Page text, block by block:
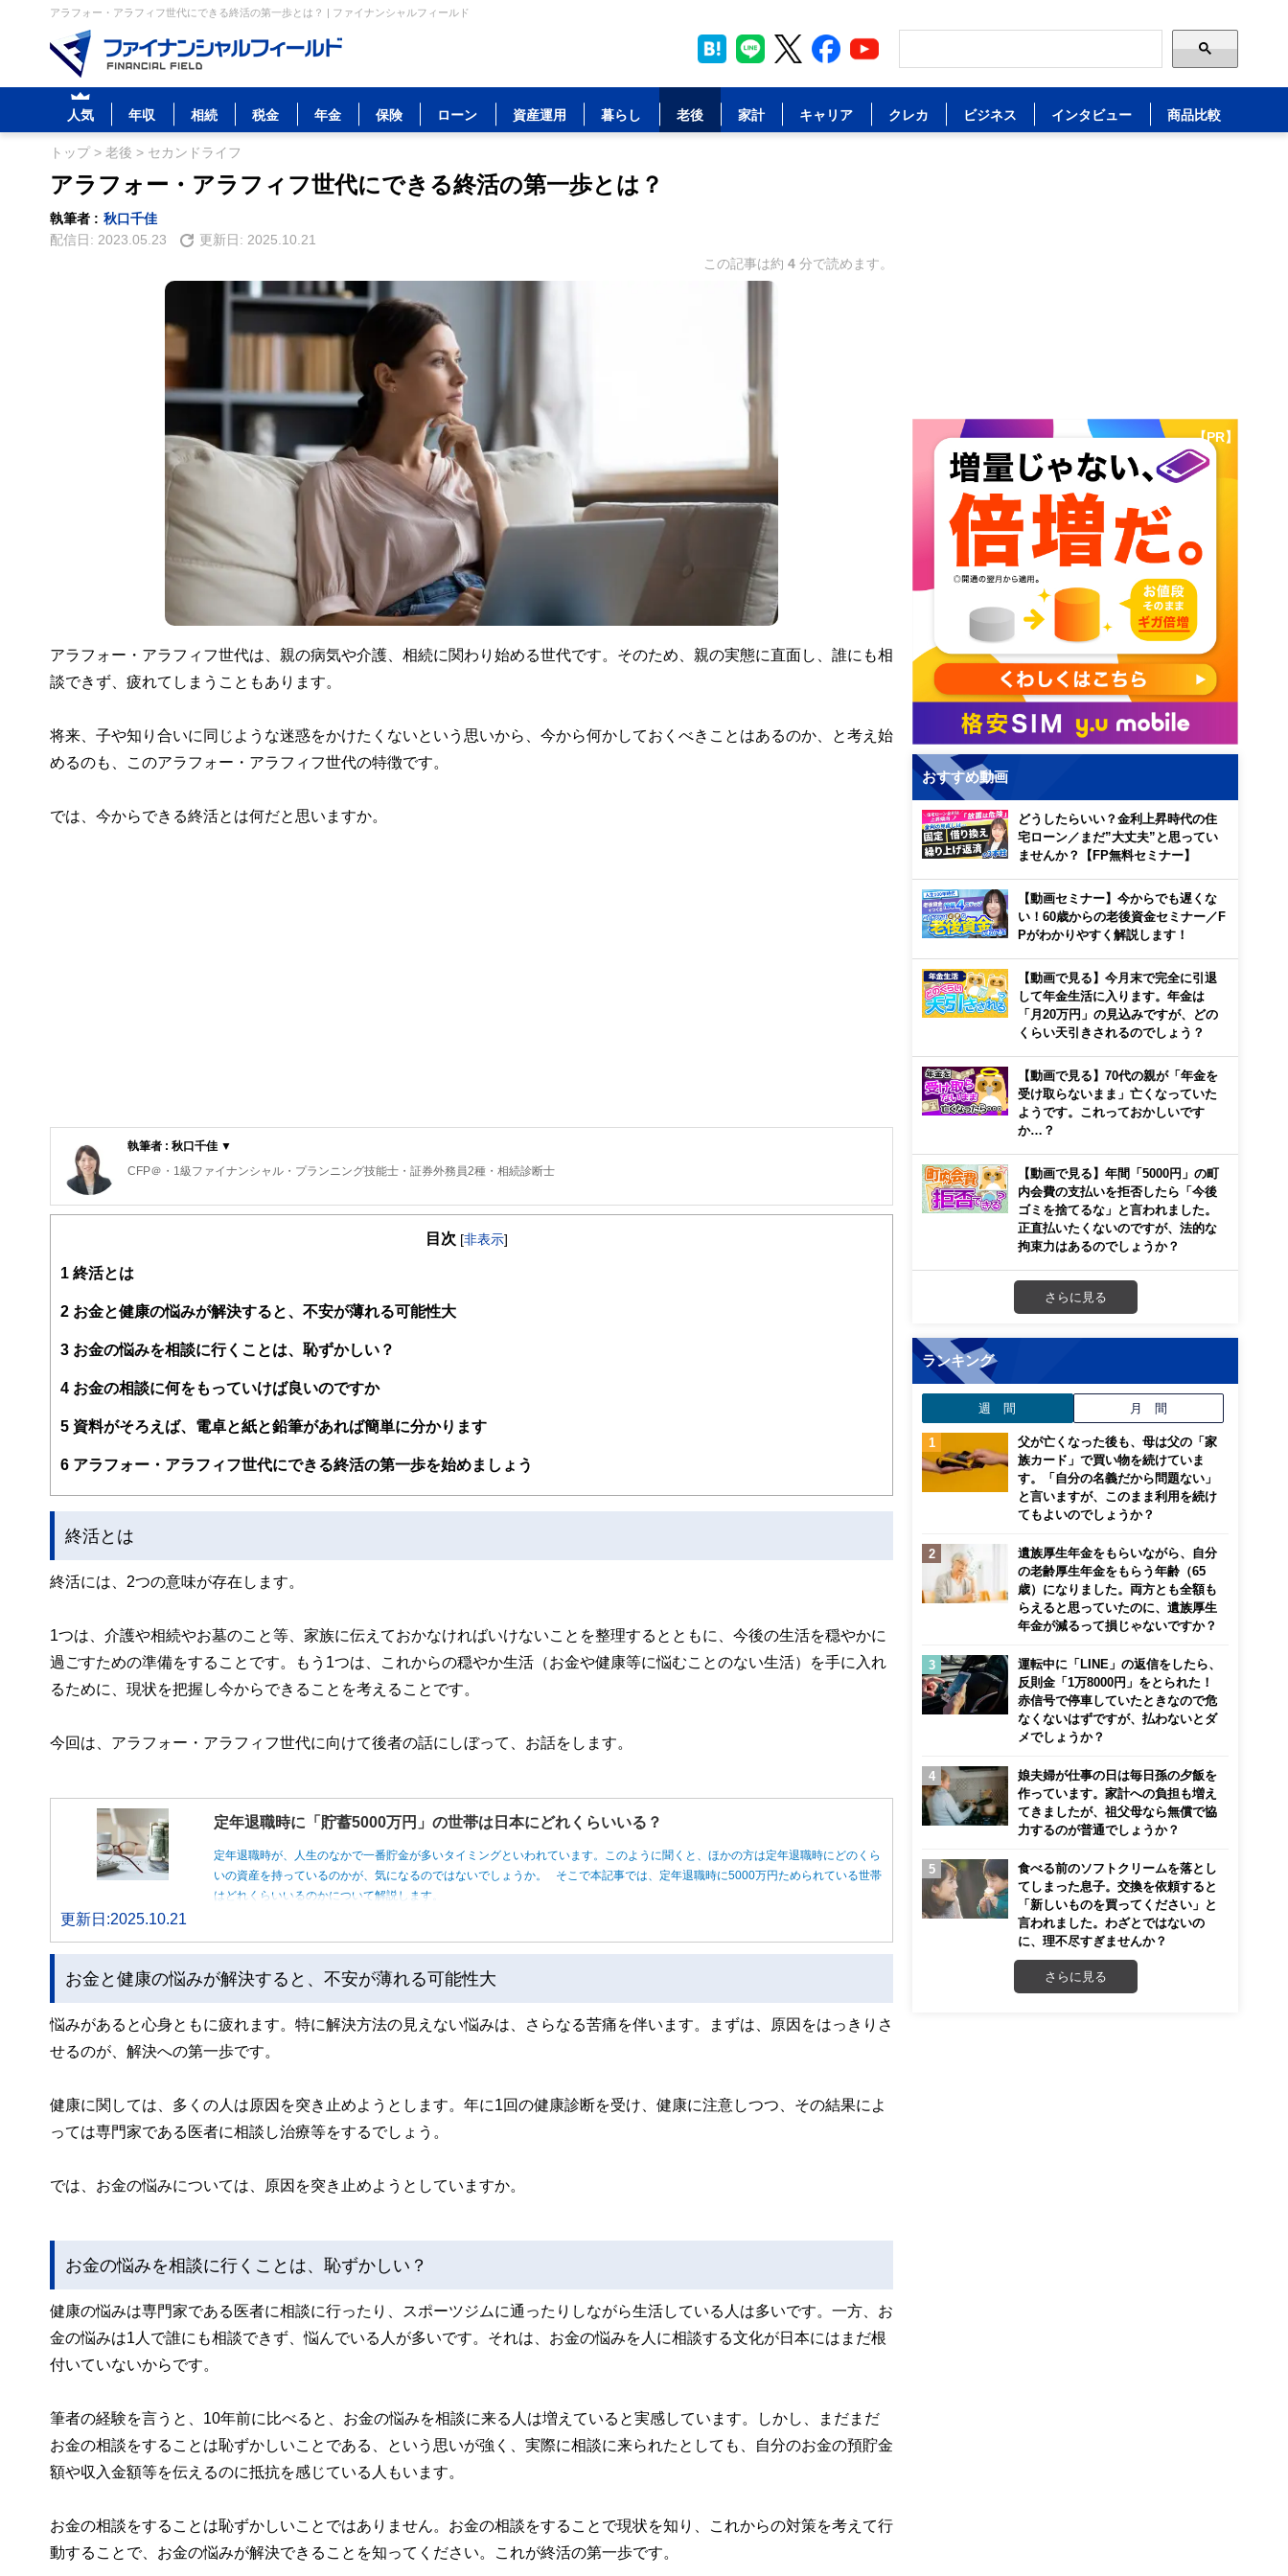
アラフォー・アラフィフ世代にできる終活の第一歩とは？ | ファイナンシャルフィールド
人気 年収 相続 税金 年金 保険 ローン 資産運用 暮らし 老後 家計 キャリア クレカ ビジネス インタビュー 商品比較
トップ> 老後 > セカンドライフ
アラフォー・アラフィフ世代にできる終活の第一歩とは？
執筆者 : 秋口千佳
配信日: 2023.05.23 更新日: 2025.10.21
この記事は約 4 分で読めます。
アラフォー・アラフィフ世代は、親の病気や介護、相続に関わり始める世代です。そのため、親の実態に直面し、誰にも相
談できず、疲れてしまうこともあります。
将来、子や知り合いに同じような迷惑をかけたくないという思いから、今から何かしておくべきことはあるのか、と考え始
めるのも、このアラフォー・アラフィフ世代の特徴です。
では、今からできる終活とは何だと思いますか。
執筆者 : 秋口千佳 ▼
CFP＠・1級ファイナンシャル・プランニング技能士・証券外務員2種・相続診断士
目次 [非表示]
1 終活とは
2 お金と健康の悩みが解決すると、不安が薄れる可能性大
3 お金の悩みを相談に行くことは、恥ずかしい？
4 お金の相談に何をもっていけば良いのですか
5 資料がそろえば、電卓と紙と鉛筆があれば簡単に分かります
6 アラフォー・アラフィフ世代にできる終活の第一歩を始めましょう
終活とは
終活には、2つの意味が存在します。
1つは、介護や相続やお墓のこと等、家族に伝えておかなければいけないことを整理するとともに、今後の生活を穏やかに
過ごすための準備をすることです。もう1つは、これからの穏やか生活（お金や健康等に悩むことのない生活）を手に入れ
るために、現状を把握し今からできることを考えることです。
今回は、アラフォー・アラフィフ世代に向けて後者の話にしぼって、お話をします。
定年退職時に「貯蓄5000万円」の世帯は日本にどれくらいいる？
定年退職時が、人生のなかで一番貯金が多いタイミングといわれています。このように聞くと、ほかの方は定年退職時にどのくら
いの資産を持っているのかが、気になるのではないでしょうか。 そこで本記事では、定年退職時に5000万円ためられている世帯
はどれくらいいるのかについて解説します。
更新日:2025.10.21
お金と健康の悩みが解決すると、不安が薄れる可能性大
悩みがあると心身ともに疲れます。特に解決方法の見えない悩みは、さらなる苦痛を伴います。まずは、原因をはっきりさ
せるのが、解決への第一歩です。
健康に関しては、多くの人は原因を突き止めようとします。年に1回の健康診断を受け、健康に注意しつつ、その結果によ
っては専門家である医者に相談し治療等をするでしょう。
では、お金の悩みについては、原因を突き止めようとしていますか。
お金の悩みを相談に行くことは、恥ずかしい？
健康の悩みは専門家である医者に相談に行ったり、スポーツジムに通ったりしながら生活している人は多いです。一方、お
金の悩みは1人で誰にも相談できず、悩んでいる人が多いです。それは、お金の悩みを人に相談する文化が日本にはまだ根
付いていないからです。
筆者の経験を言うと、10年前に比べると、お金の悩みを相談に来る人は増えていると実感しています。しかし、まだまだ
お金の相談をすることは恥ずかしいことである、という思いが強く、実際に相談に来られたとしても、自分のお金の預貯金
額や収入金額等を伝えるのに抵抗を感じている人もいます。
お金の相談をすることは恥ずかしいことではありません。お金の相談をすることで現状を知り、これからの対策を考えて行
動することで、お金の悩みが解決できることを知ってください。これが終活の第一歩です。
【PR】
おすすめ動画
どうしたらいい？金利上昇時代の住
宅ローン／まだ”大丈夫”と思ってい
ませんか？【FP無料セミナー】
【動画セミナー】今からでも遅くな
い！60歳からの老後資金セミナー／F
Pがわかりやすく解説します！
【動画で見る】今月末で完全に引退
して年金生活に入ります。年金は
「月20万円」の見込みですが、どの
くらい天引きされるのでしょう？
【動画で見る】70代の親が「年金を
受け取らないまま」亡くなっていた
ようです。これっておかしいです
か…？
【動画で見る】年間「5000円」の町
内会費の支払いを拒否したら「今後
ゴミを捨てるな」と言われました。
正直払いたくないのですが、法的な
拘束力はあるのでしょうか？
さらに見る
ランキング
週 間 月 間
父が亡くなった後も、母は父の「家
族カード」で買い物を続けていま
す。「自分の名義だから問題ない」
と言いますが、このまま利用を続け
てもよいのでしょうか？
遺族厚生年金をもらいながら、自分
の老齢厚生年金をもらう年齢（65
歳）になりました。両方とも全額も
らえると思っていたのに、遺族厚生
年金が減るって損じゃないですか？
運転中に「LINE」の返信をしたら、
反則金「1万8000円」をとられた！
赤信号で停車していたときなので危
なくないはずですが、払わないとダ
メでしょうか？
娘夫婦が仕事の日は毎日孫の夕飯を
作っています。家計への負担も増え
てきましたが、祖父母なら無償で協
力するのが普通でしょうか？
食べる前のソフトクリームを落とし
てしまった息子。交換を依頼すると
「新しいものを買ってください」と
言われました。わざとではないの
に、理不尽すぎませんか？
さらに見る